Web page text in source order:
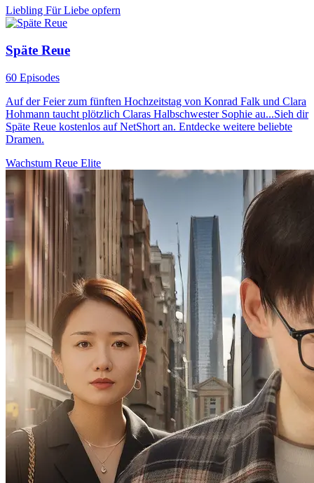
Liebling Für Liebe opfern
Späte Reue
60 Episodes
Auf der Feier zum fünften Hochzeitstag von Konrad Falk und Clara
Hohmann taucht plötzlich Claras Halbschwester Sophie au...Sieh dir
Späte Reue kostenlos auf NetShort an. Entdecke weitere beliebte
Dramen.
Wachstum Reue Elite